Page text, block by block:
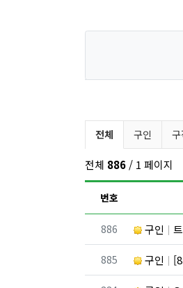
구인/구직
전체 구인 구
전체 886/ 1 페이지
번호
번호
886 구인
번호
885 구인